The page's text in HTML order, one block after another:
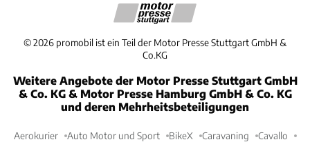
©2026 promobil ist ein Teil der Motor Presse Stuttgart GmbH &
Co.KG
Weitere Angebote der Motor Presse Stuttgart GmbH
& Co. KG & Motor Presse Hamburg GmbH & Co. KG
und deren Mehrheitsbeteiligungen
Aerokurier Auto Motor und Sport BikeX Caravaning Cavallo